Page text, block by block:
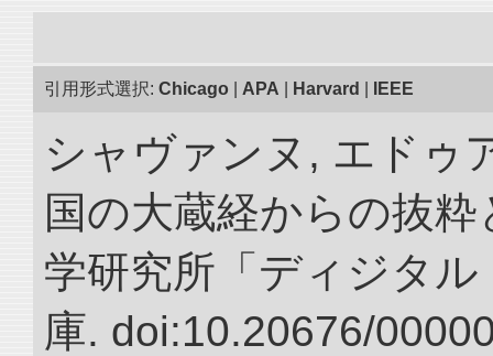
引用形式選択: Chicago APA Harvard IEEE
シャヴァンヌ, エドゥ
国の大蔵経からの抜
学研究所「ディジタ
庫. doi:10.20676/